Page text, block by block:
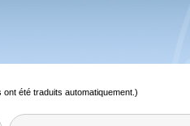
été traduits automatiquement.)